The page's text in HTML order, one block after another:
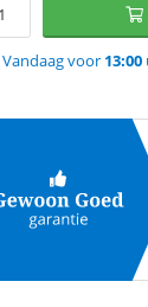
Vandaag voor 13:00